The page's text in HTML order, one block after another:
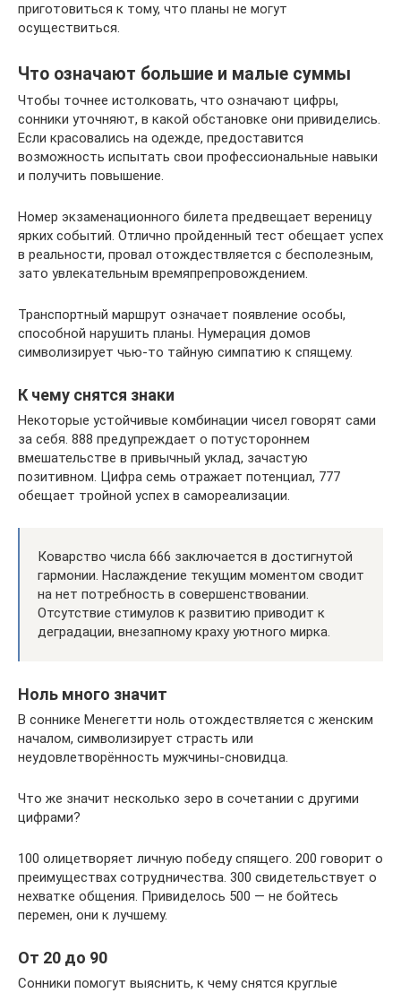
приготовиться к тому, что планы не могут
осуществиться.
Что означают большие и малые суммы
Чтобы точнее истолковать, что означают цифры,
сонники уточняют, в какой обстановке они привиделись.
Если красовались на одежде, предоставится
возможность испытать свои профессиональные навыки
и получить повышение.
Номер экзаменационного билета предвещает вереницу
ярких событий. Отлично пройденный тест обещает успех
в реальности, провал отождествляется с бесполезным,
зато увлекательным времяпрепровождением.
Транспортный маршрут означает появление особы,
способной нарушить планы. Нумерация домов
символизирует чью-то тайную симпатию к спящему.
К чему снятся знаки
Некоторые устойчивые комбинации чисел говорят сами
за себя. 888 предупреждает о потустороннем
вмешательстве в привычный уклад, зачастую
позитивном. Цифра семь отражает потенциал, 777
обещает тройной успех в самореализации.
Коварство числа 666 заключается в достигнутой
гармонии. Наслаждение текущим моментом сводит
на нет потребность в совершенствовании.
Отсутствие стимулов к развитию приводит к
деградации, внезапному краху уютного мирка.
Ноль много значит
В соннике Менегетти ноль отождествляется с женским
началом, символизирует страсть или
неудовлетворённость мужчины-сновидца.
Что же значит несколько зеро в сочетании с другими
цифрами?
100 олицетворяет личную победу спящего. 200 говорит о
преимуществах сотрудничества. 300 свидетельствует о
нехватке общения. Привиделось 500 — не бойтесь
перемен, они к лучшему.
От 20 до 90
Сонники помогут выяснить, к чему снятся круглые